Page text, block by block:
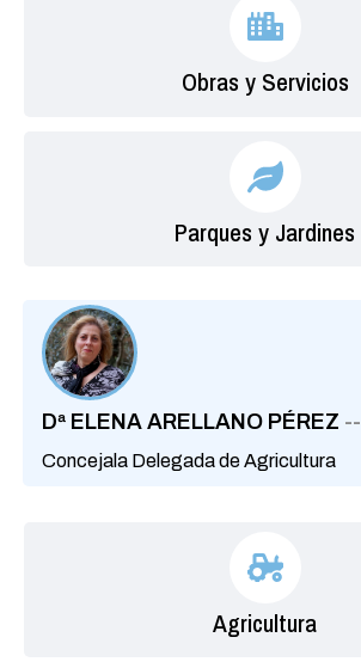
Obras y Servicios
Parques y Jardines
Dª ELENA ARELLANO PÉREZ --
Concejala Delegada de Agricultura
Agricultura